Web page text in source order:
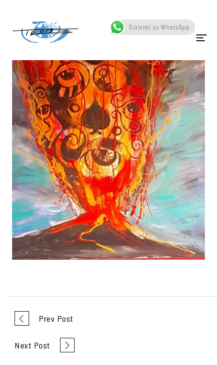
HOME
CHI SONO
OPERE
SCATTI
SCULTURE
VIDEO
NEWS
Prev Post
Next Post
Scrivimi su WhatsApp